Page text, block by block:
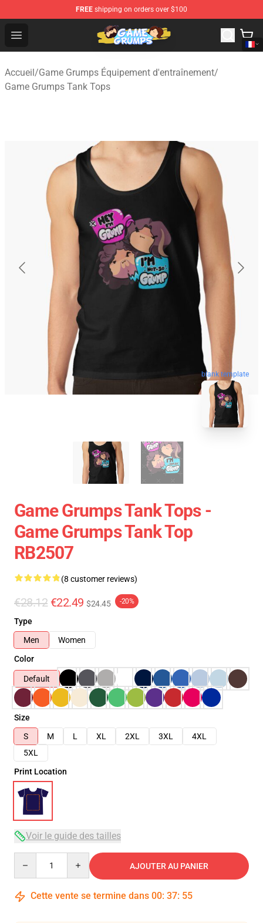
FREE shipping on orders over $100
Open menu
Game Grumps Shop - Official Game Grumps
Accueil/Game Grumps Équipement d'entraînement/
Game Grumps Tank Tops
blank template
Game Grumps Tank Tops -
Game Grumps Tank Top
RB2507
(8 customer reviews)
€28.12 €22.49 $24.45 -20%
Type
Men
Women
Color
Default
Size
S
M L XL 2XL 3XL
4XL
5XL
Print Location
Voir le guide des tailles
AJOUTER AU PANIER
Cette vente se termine dans 00: 37: 54